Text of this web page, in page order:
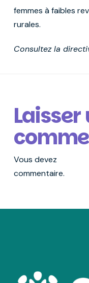
femmes à faibles
rurales.
Consultez la
Laisser
Vous devez
commentaire.